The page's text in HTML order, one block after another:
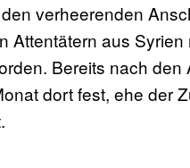
verheerenden
Attentätern aus
Bereits nach
dort fest, ehe der